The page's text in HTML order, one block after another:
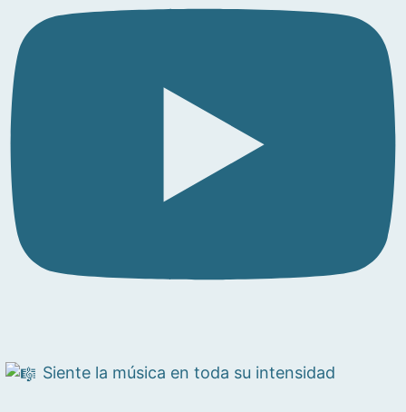
Siente la música en toda su intensidad